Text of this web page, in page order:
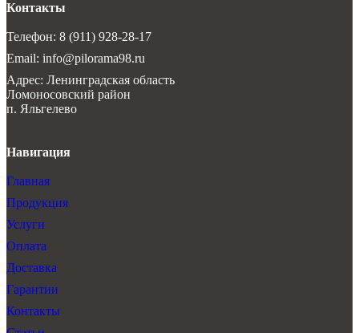
Контакты
Телефон: 8 (911) 928-28-17
Email: info@pilorama98.ru
Адрес: Ленинградская область
Ломоносовский район
п. Яльгелево
Навигация
Главная
Продукция
Услуги
Оплата
Доставка
Гарантии
Контакты